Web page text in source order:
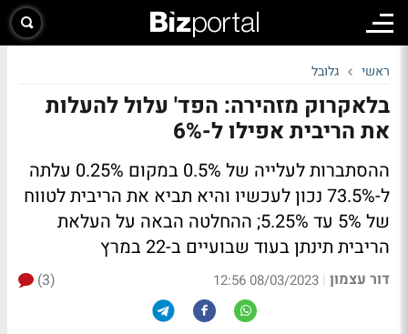
ראשי גלובל
בלאקרוק מזהירה: הפד' עלול להעלות
את הריבית אפילו ל-6%
ההסתברות לעלייה של 0.5% במקום 0.25% עלתה
ל-73.5% נכון לעכשיו והיא תביא את הריבית לטווח
של 5% עד 5.25%; ההחלטה הבאה על העלאת
הריבית תינתן בעוד שבועיים ב-22 במרץ
דור עצמון |
08/03/2023 12:56
(3)